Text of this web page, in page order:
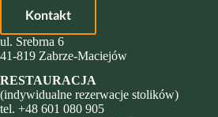
Kontakt
ul. Srebrna 6
41-819 Zabrze-Maciejów
RESTAURACJA
(indywidualne rezerwacje stolików)
tel. +48 601 080 905